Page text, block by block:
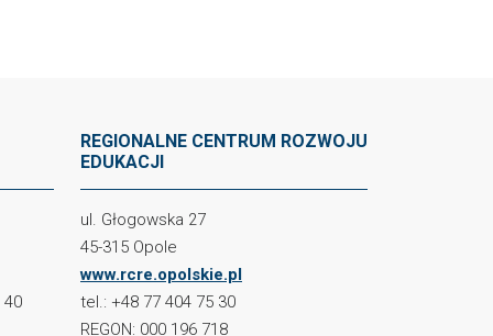
40
REGIONALNE CENTRUM ROZWOJU
EDUKACJI
ul. Głogowska 27
45-315 Opole
www.rcre.opolskie.pl
tel.: +48 77 404 75 30
REGON: 000 196 718